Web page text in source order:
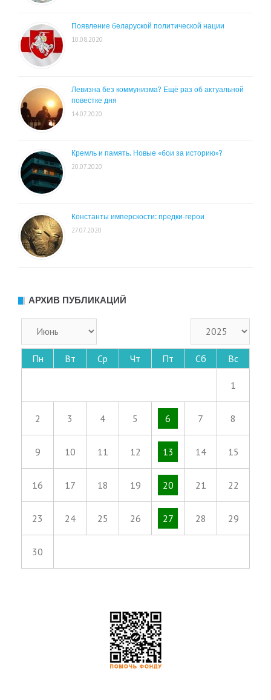
Появление беларуской политической нации
10.08.2020
Левизна без коммунизма? Ещё раз об актуальной
повестке дня
14.07.2020
Кремль и память. Новые «бои за историю»?
20.07.2020
Константы имперскости: предки-герои
27.07.2020
АРХИВ ПУБЛИКАЦИЙ
Пн Вт Ср Чт Пт Сб Вс
1
2 3 4 5 6 7 8
9 10 11 12 13 14 15
16 17 18 19 20 21 22
23 24 25 26 27 28 29
30